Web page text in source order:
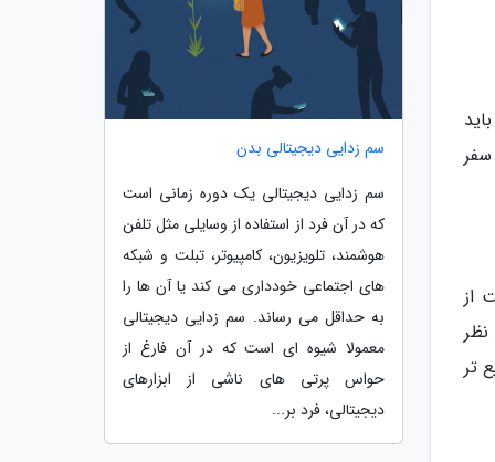
از
تر
سم زدایی دیجیتالی بدن
سم زدایی دیجیتالی یک دوره زمانی است
که در آن فرد از استفاده از وسایلی مثل تلفن
هوشمند، تلویزیون، کامپیوتر، تبلت و شبکه
های اجتماعی خودداری می کند یا آن ها را
به حداقل می رساند. سم زدایی دیجیتالی
معمولا شیوه ای است که در آن فارغ از
حواس پرتی های ناشی از ابزارهای
دیجیتالی، فرد بر...